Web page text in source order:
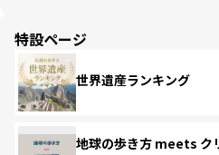
特設ページ
世界遺産ランキング
地球の歩き方 meets ク